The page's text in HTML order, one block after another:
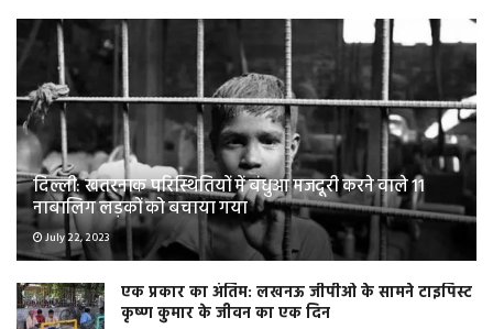
दिल्ली: खतरनाक परिस्थितियों में बंधुआ मजदूरी करने वाले 11
नाबालिग लड़कों को बचाया गया
July 22, 2023
एक प्रकार का अंतिम: लखनऊ जीपीओ के सामने टाइपिस्ट
कृष्ण कुमार के जीवन का एक दिन